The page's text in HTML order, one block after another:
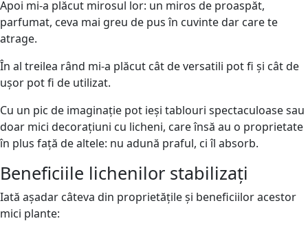
Apoi mi-a plăcut mirosul lor: un miros de proaspăt,
parfumat, ceva mai greu de pus în cuvinte dar care te
atrage.
În al treilea rând mi-a plăcut cât de versatili pot fi și cât de
ușor pot fi de utilizat.
Cu un pic de imaginație pot ieși tablouri spectaculoase sau
doar mici decorațiuni cu licheni, care însă au o proprietate
în plus față de altele: nu adună praful, ci îl absorb.
Beneficiile lichenilor stabilizați
Iată așadar câteva din proprietățile și beneficiilor acestor
mici plante: